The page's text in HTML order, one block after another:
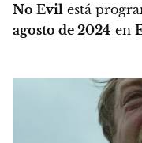
No Evil está
agosto de 2024 en